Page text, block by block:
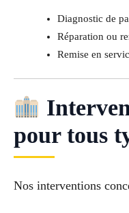
Diagnostic de
Réparation ou
Remise en
pour tous
Nos interventions